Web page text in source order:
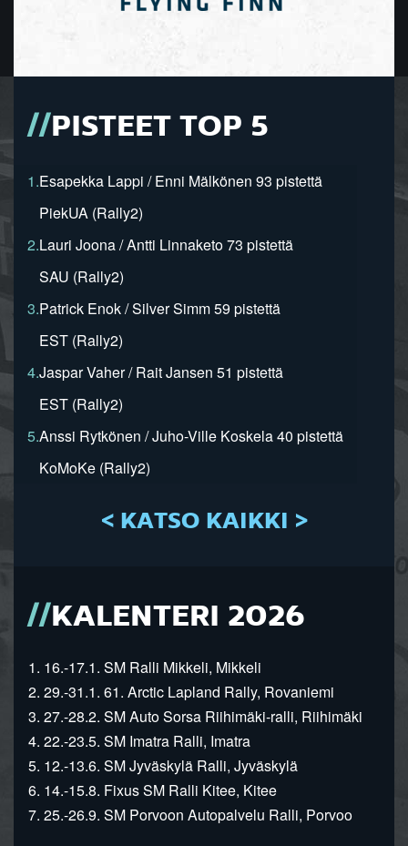
PISTEET TOP 5
1.Esapekka Lappi / Enni Mälkönen 93 pistettä
PiekUA (Rally2)
2.Lauri Joona / Antti Linnaketo 73 pistettä
SAU (Rally2)
3.Patrick Enok / Silver Simm 59 pistettä
EST (Rally2)
4.Jaspar Vaher / Rait Jansen 51 pistettä
EST (Rally2)
5.Anssi Rytkönen / Juho-Ville Koskela 40 pistettä
KoMoKe (Rally2)
< KATSO KAIKKI >
KALENTERI 2026
1. 16.-17.1. SM Ralli Mikkeli, Mikkeli
2. 29.-31.1. 61. Arctic Lapland Rally, Rovaniemi
3. 27.-28.2. SM Auto Sorsa Riihimäki-ralli, Riihimäki
4. 22.-23.5. SM Imatra Ralli, Imatra
5. 12.-13.6. SM Jyväskylä Ralli, Jyväskylä
6. 14.-15.8. Fixus SM Ralli Kitee, Kitee
7. 25.-26.9. SM Porvoon Autopalvelu Ralli, Porvoo